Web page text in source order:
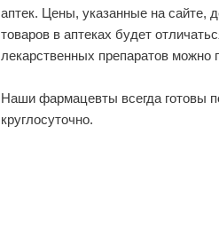
аптек. Цены, указанные на сайте,
товаров в аптеках будет
лекарственных препаратов
Наши фармацевты всегда готовы
круглосуточно.